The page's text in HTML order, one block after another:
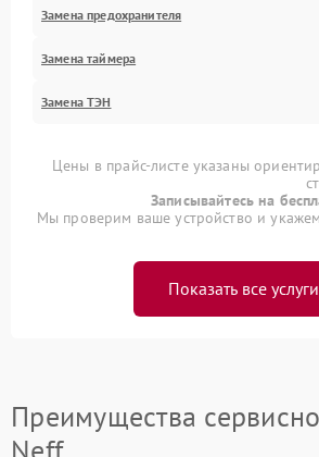
Замена предохранителя
Замена таймера
Замена ТЭН
Цены в прайс-листе указаны
Записывайтесь на
Мы проверим ваше устройство и
Показать все услуги
Преимущества
Neff